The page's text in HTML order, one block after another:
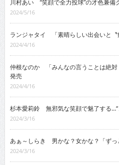
川村あい “笑顔で全力投球”の才色兼備
2024/5/16
ランジャタイ 「素晴らしい出会いと〝
2024/4/16
仲根なのか 「みんなの言うことは絶対
発売
2024/4/16
杉本愛莉鈴 無邪気な笑顔で魅了する…“
2024/3/16
あぁ～しらき 男かな？女かな？「ずっ
2024/3/16